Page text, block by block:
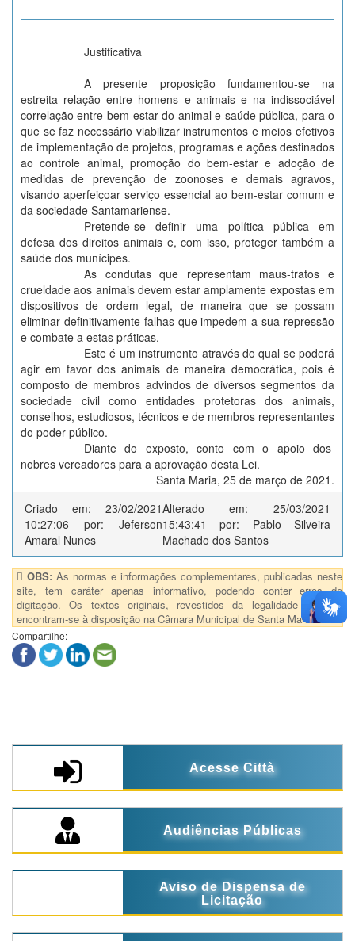
Justificativa
A presente proposição fundamentou-se na
estreita relação entre homens e animais e na indissociável
correlação entre bem-estar do animal e saúde pública, para o
que se faz necessário viabilizar instrumentos e meios efetivos
de implementação de projetos, programas e ações destinados
ao controle animal, promoção do bem-estar e adoção de
medidas de prevenção de zoonoses e demais agravos,
visando aperfeiçoar serviço essencial ao bem-estar comum e
da sociedade Santamariense.
Pretende-se definir uma política pública em
defesa dos direitos animais e, com isso, proteger também a
saúde dos munícipes.
As condutas que representam maus-tratos e
crueldade aos animais devem estar amplamente expostas em
dispositivos de ordem legal, de maneira que se possam
eliminar definitivamente falhas que impedem a sua repressão
e combate a estas práticas.
Este é um instrumento através do qual se poderá
agir em favor dos animais de maneira democrática, pois é
composto de membros advindos de diversos segmentos da
sociedade civil como entidades protetoras dos animais,
conselhos, estudiosos, técnicos e de membros representantes
do poder público.
Diante do exposto, conto com o apoio dos
nobres vereadores para a aprovação desta Lei.
Santa Maria, 25 de março de 2021.
Criado em: 23/02/2021
10:27:06 por: Jeferson
Amaral Nunes
Alterado em: 25/03/2021
15:43:41 por: Pablo Silveira
Machado dos Santos
OBS: As normas e informações complementares, publicadas neste
site, tem caráter apenas informativo, podendo conter erros de
digitação. Os textos originais, revestidos da legalidade jurídica,
encontram-se à disposição na Câmara Municipal de Santa Maria/RS.
Compartilhe:
Acesse Città
Audiências Públicas
Aviso de Dispensa de
Licitação